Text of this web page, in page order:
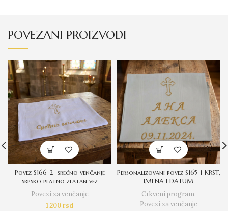
POVEZANI PROIZVODI
Povez S166-2- srećno venčanje
srpsko platno zlatan vez
Povezi za venčanje
1.200rsd
Personalizovani povez S165-1-KRST,
IMENA I DATUM
Crkveni program,
Povezi za venčanje